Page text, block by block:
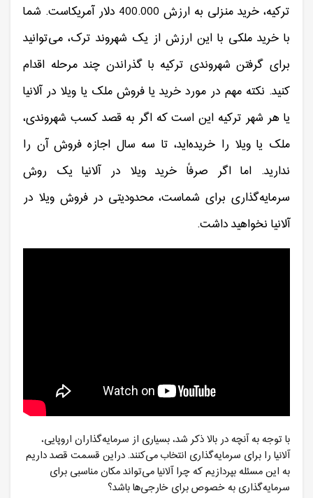
ترکیه، خرید منزلی به ارزش 400.000 دلار آمریکاست. شما
با خرید ملکی با این ارزش از یک شهروند ترک، می‌توانید
برای گرفتن شهروندی ترکیه با گذراندن چند مرحله اقدام
کنید. نکته مهم در مورد خرید یا فروش ملک یا ویلا در آلانیا
یا هر شهر ترکیه این است که اگر به قصد کسب شهروندی،
ملک یا ویلا را خریده‌اید، تا سه سال اجازه فروش آن را
ندارید. اما اگر صرفاً خرید ویلا در آلانیا یک روش
سرمایه‌گذاری برای شماست، محدودیتی در فروش ویلا در
آلانیا نخواهید داشت.
با توجه به آنچه در بالا ذکر شد، بسیاری از سرمایه‌گذاران اروپایی،
آلانیا را برای سرمایه‌گذاری انتخاب می‌کنند. دراین قسمت قصد داریم
به این مسئله بپردازیم که چرا آلانیا می‌تواند مکان مناسبی برای
سرمایه‌گذاری به خصوص برای خارجی‌ها باشد؟